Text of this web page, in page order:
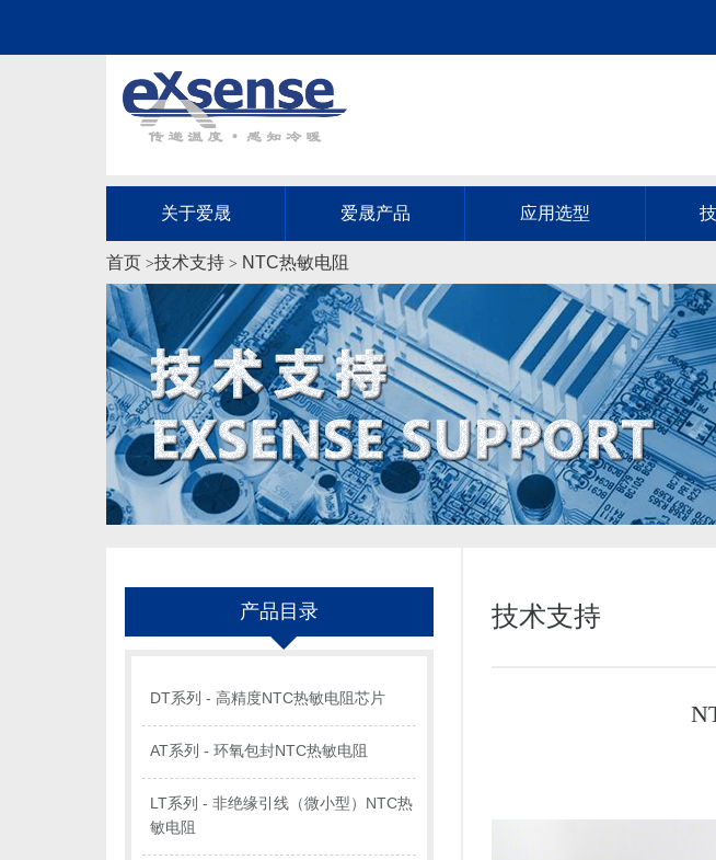
关于爱晟 爱晟产品 应用选型
首页 >技术支持 > NTC热敏电阻
产品目录
DT系列 - 高精度NTC热敏电阻芯片
AT系列 - 环氧包封NTC热敏电阻
LT系列 - 非绝缘引线（微小型）NTC热
敏电阻
技术支持